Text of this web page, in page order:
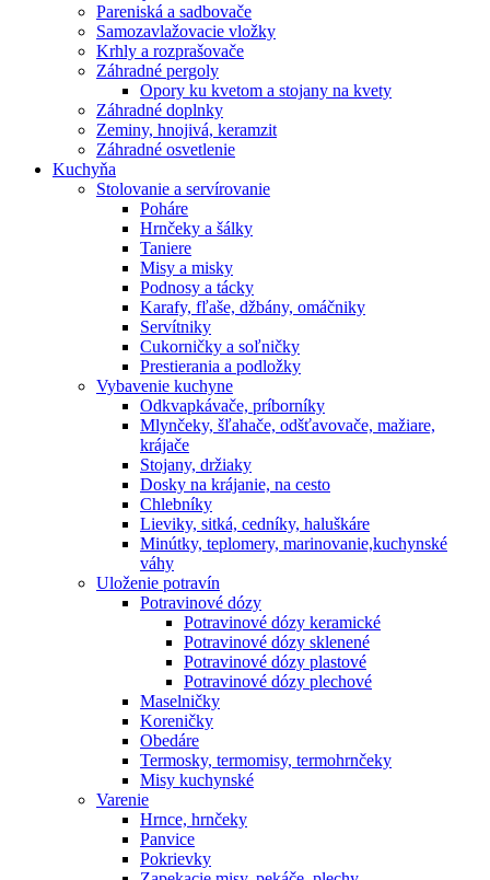
Pareniská a sadbovače
Samozavlažovacie vložky
Krhly a rozprašovače
Záhradné pergoly
Opory ku kvetom a stojany na kvety
Záhradné doplnky
Zeminy, hnojivá, keramzit
Záhradné osvetlenie
Kuchyňa
Stolovanie a servírovanie
Poháre
Hrnčeky a šálky
Taniere
Misy a misky
Podnosy a tácky
Karafy, fľaše, džbány, omáčniky
Servítniky
Cukorničky a soľničky
Prestierania a podložky
Vybavenie kuchyne
Odkvapkávače, príborníky
Mlynčeky, šľahače, odšťavovače, mažiare,
krájače
Stojany, držiaky
Dosky na krájanie, na cesto
Chlebníky
Lieviky, sitká, cedníky, haluškáre
Minútky, teplomery, marinovanie,kuchynské
váhy
Uloženie potravín
Potravinové dózy
Potravinové dózy keramické
Potravinové dózy sklenené
Potravinové dózy plastové
Potravinové dózy plechové
Maselničky
Koreničky
Obedáre
Termosky, termomisy, termohrnčeky
Misy kuchynské
Varenie
Hrnce, hrnčeky
Panvice
Pokrievky